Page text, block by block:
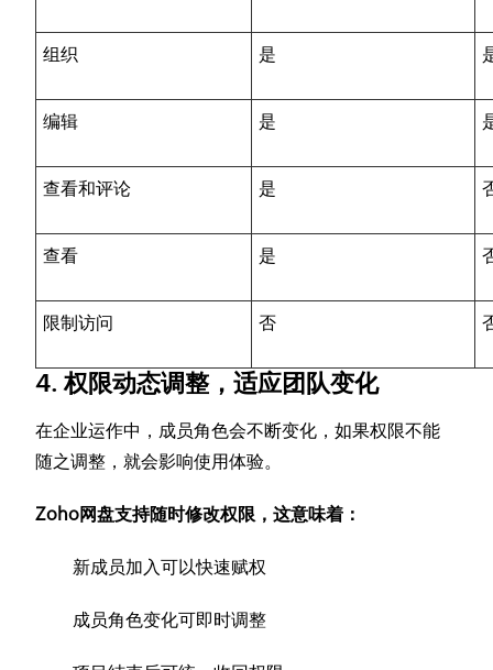
组织 是
编辑 是
查看和评论 是
查看 是
限制访问 否
4. 权限动态调整，适应团队变化
在企业运作中，成员角色会不断变化，如果权限不能
随之调整，就会影响使用体验。
Zoho网盘支持随时修改权限，这意味着：
新成员加入可以快速赋权
成员角色变化可即时调整